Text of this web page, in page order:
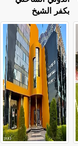
بكفر الشيخ